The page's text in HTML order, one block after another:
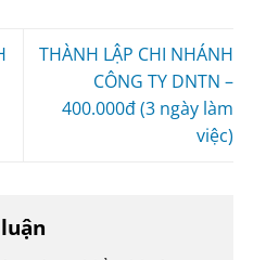
THÀNH LẬP CHI NHÁNH
CÔNG TY DNTN –
400.000đ (3 ngày làm
việc)